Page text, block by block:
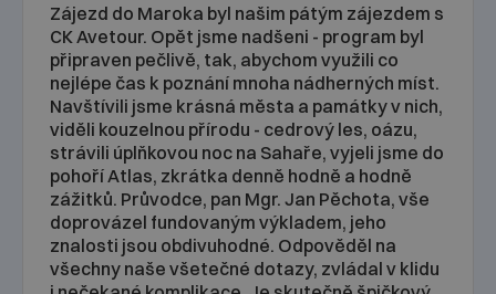
Zájezd do Maroka byl našim pátým zájezdem s
CK Avetour. Opět jsme nadšeni - program byl
připraven pečlivě, tak, abychom využili co
nejlépe čas k poznání mnoha nádherných míst.
Navštívili jsme krásná města a památky v nich,
viděli kouzelnou přírodu - cedrový les, oázu,
strávili úplňkovou noc na Sahaře, vyjeli jsme do
pohoří Atlas, zkrátka denně hodně a hodně
zážitků. Průvodce, pan Mgr. Jan Pěchota, vše
doprovázel fundovaným výkladem, jeho
znalosti jsou obdivuhodné. Odpověděl na
všechny naše všetečné dotazy, zvládal v klidu